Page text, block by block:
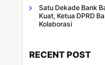
Satu Dekade Bank
Kuat, Ketua DPRD
Kolaborasi
RECENT POST